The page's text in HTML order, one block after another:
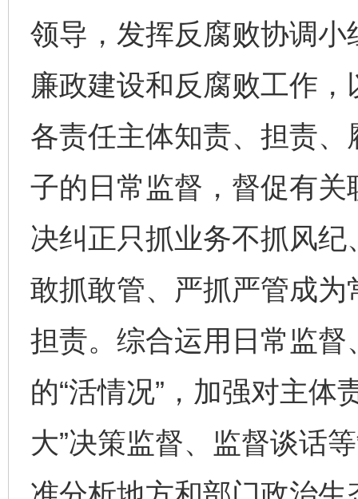
领导，发挥反腐败协调
廉政建设和反腐败工作
各责任主体知责、担责、
子的日常监督，督促有
决纠正只抓业务不抓风
敢抓敢管、严抓严管成
担责。综合运用日常监
的“活情况”，加强对主体
大”决策监督、监督谈话